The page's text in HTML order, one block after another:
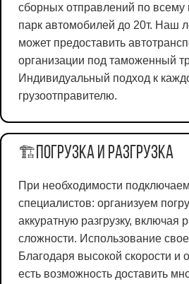
сборных отправлений по
парк автомобилей до 20т. Наш
может предоставить
организации под таможенный
Индивидуальный подход к
грузоотправителю.
🏗️Погрузка и разгрузка
При необходимости
специалистов: организуем
аккуратную разгрузку,
сложности. Использование
Благодаря высокой скорости и
есть возможность доставить